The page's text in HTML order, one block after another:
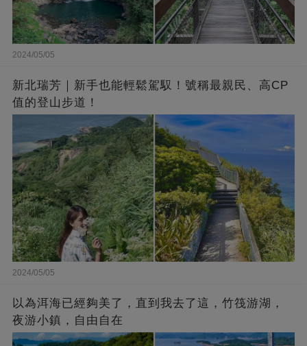
2024/05/05
新北瑞芳｜新手也能輕鬆駕馭！號稱最親民、高CP
值的登山步道！
2024/05/05
以為洱海已經夠美了，直到我去了這，竹筏游湖，
夜游小鎮，自由自在